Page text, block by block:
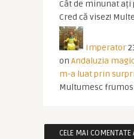
Cât de minunat ați
Cred că visez!
Imperator
on Andaluzia
m-a luat prin
Multumesc
CELE MAI COMENTATE